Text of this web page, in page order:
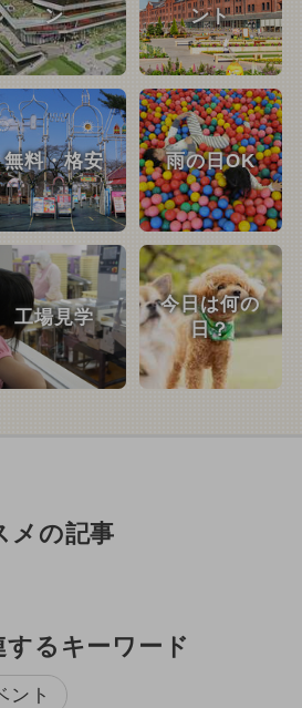
ン
ント
無料・格安 雨の日OK
工場見学
今日は何の
日？
メの記事
るキーワード
ント